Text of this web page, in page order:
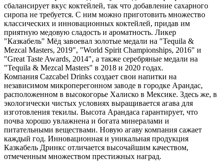
сбалансирует вкус коктейлей, так что добавление сахарного
сиропа не требуется. С ним можно приготовить множество
классических и инновационных коктейлей, придав им
приятную медовую сладость и ароматность. Ликер
"Казкабель" Мёд завоевал золотые медали на "Tequila &
Mezcal Masters, 2019", "World Spirit Championships, 2016" и
"Great Taste Awards, 2014", а также серебряные медали на
"Tequila & Mezcal Masters" в 2018 и 2020 годах.
Компания Cazcabel Drinks создает свои напитки на
независимом микроперегонном заводе в городке Арандас,
расположенном в высокогорье Халиско в Мексике. Здесь же, в
экологически чистых условиях выращивается агава для
изготовления текилы. Высота Арандаса гарантирует, что
почва хорошо увлажнена и богата минералами и
питательными веществами. Новую агаву компания сажает
каждый год. Инновационная и уникальная продукция
Казкабель Дринкс отличается высочайшим качеством,
отмеченным множеством престижных наград.